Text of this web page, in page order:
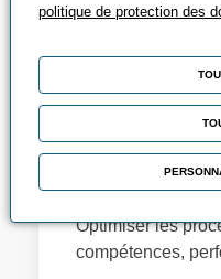
Lean
Optimiser les
compétences,
politique de protection des